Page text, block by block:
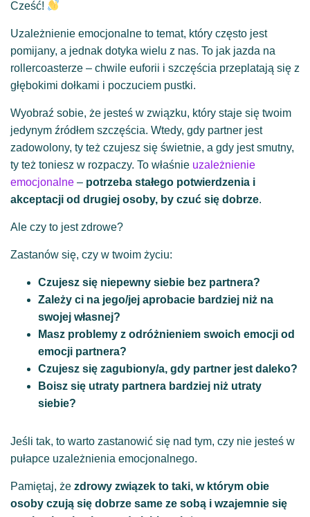
Cześć!
Uzależnienie emocjonalne to temat, który często jest
pomijany, a jednak dotyka wielu z nas. To jak jazda na
rollercoasterze – chwile euforii i szczęścia przeplatają się z
głębokimi dołkami i poczuciem pustki.
Wyobraź sobie, że jesteś w związku, który staje się twoim
jedynym źródłem szczęścia. Wtedy, gdy partner jest
zadowolony, ty też czujesz się świetnie, a gdy jest smutny,
ty też toniesz w rozpaczy. To właśnie uzależnienie
emocjonalne – potrzeba stałego potwierdzenia i
akceptacji od drugiej osoby, by czuć się dobrze.
Ale czy to jest zdrowe?
Zastanów się, czy w twoim życiu:
Czujesz się niepewny siebie bez partnera?
Zależy ci na jego/jej aprobacie bardziej niż na
swojej własnej?
Masz problemy z odróżnieniem swoich emocji od
emocji partnera?
Czujesz się zagubiony/a, gdy partner jest daleko?
Boisz się utraty partnera bardziej niż utraty
siebie?
Jeśli tak, to warto zastanowić się nad tym, czy nie jesteś w
pułapce uzależnienia emocjonalnego.
Pamiętaj, że zdrowy związek to taki, w którym obie
osoby czują się dobrze same ze sobą i wzajemnie się